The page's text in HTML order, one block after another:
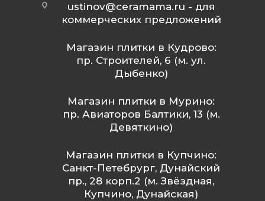
ustinov@ceramama.ru - для
коммерческих предложений
Магазин плитки в Кудрово:
пр. Строителей, 6 (м. ул.
Дыбенко)
Магазин плитки в Мурино:
пр. Авиаторов Балтики, 13 (м.
Девяткино)
Магазин плитки в Купчино:
Санкт-Петебрург, Дунайский
пр., 28 корп.2 (м. Звёздная,
Купчино, Дунайская)